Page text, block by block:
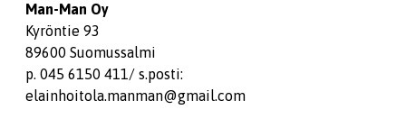
Man-Man Oy
Kyröntie 93
89600 Suomussalmi
p. 045 6150 411/ s.posti:
elainhoitola.manman@gmail.com